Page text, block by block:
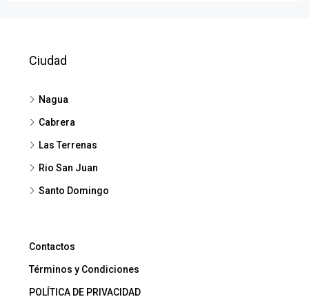
Ciudad
Nagua
Cabrera
Las Terrenas
Rio San Juan
Santo Domingo
Contactos
Términos y Condiciones
POLÍTICA DE PRIVACIDAD